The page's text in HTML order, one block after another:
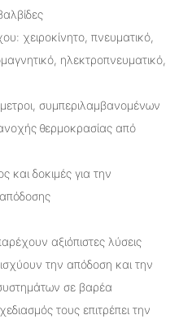
χειροκίνητο, πνευματικό,
ηλεκτροπνευματικό,
συμπεριλαμβανομένων
θερμοκρασίας από
και δοκιμές για την
απόδοσης
αξιόπιστες λύσεις
την απόδοση και την
σε βαρέα
τους επιτρέπει την